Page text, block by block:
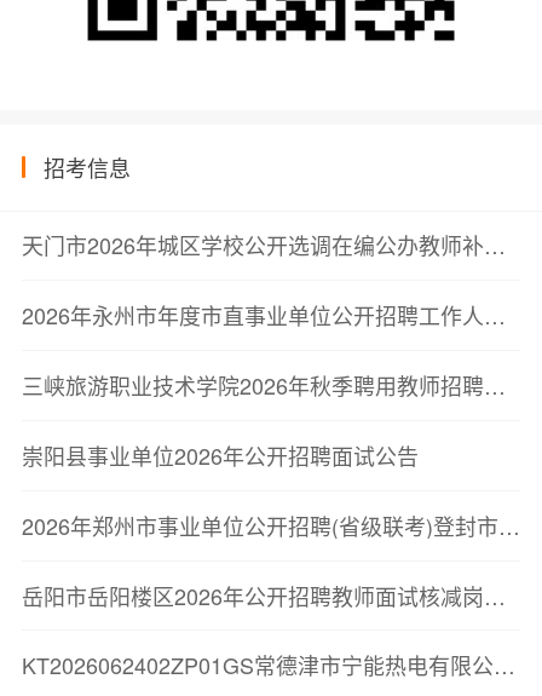
招考信息
天门市2026年城区学校公开选调在编公办教师补充公告
2026年永州市年度市直事业单位公开招聘工作人员19人（综合类）公告
三峡旅游职业技术学院2026年秋季聘用教师招聘公告
崇阳县事业单位2026年公开招聘面试公告
2026年郑州市事业单位公开招聘(省级联考)登封市岗位总成绩公告
岳阳市岳阳楼区2026年公开招聘教师面试核减岗位计划公告
KT2026062402ZP01GS常德津市宁能热电有限公司拟录用人员公示